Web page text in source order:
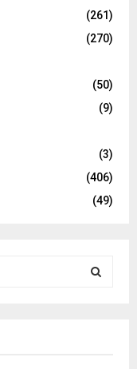
(261)
(270)
(50)
(9)
(3)
(406)
(49)